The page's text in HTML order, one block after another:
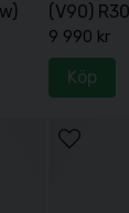
(V90)
9 990 kr
Köp